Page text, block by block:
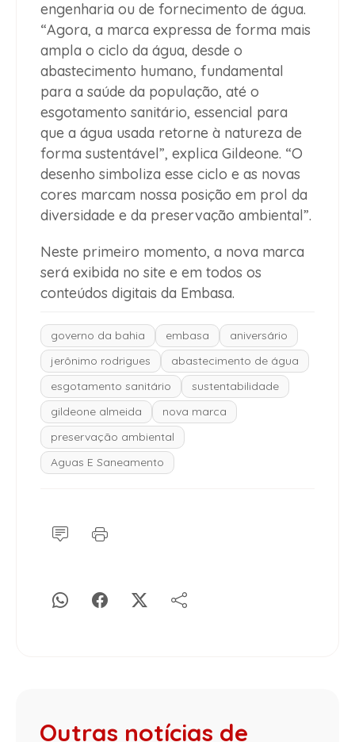
engenharia ou de fornecimento de água.
“Agora, a marca expressa de forma mais
ampla o ciclo da água, desde o
abastecimento humano, fundamental
para a saúde da população, até o
esgotamento sanitário, essencial para
que a água usada retorne à natureza de
forma sustentável”, explica Gildeone. “O
desenho simboliza esse ciclo e as novas
cores marcam nossa posição em prol da
diversidade e da preservação ambiental”.
Neste primeiro momento, a nova marca
será exibida no site e em todos os
conteúdos digitais da Embasa.
governo da bahia embasa
aniversário
jerônimo rodrigues
abastecimento de água
esgotamento sanitário
sustentabilidade
gildeone almeida
nova marca
preservação ambiental
Aguas E Saneamento
Outras notícias de